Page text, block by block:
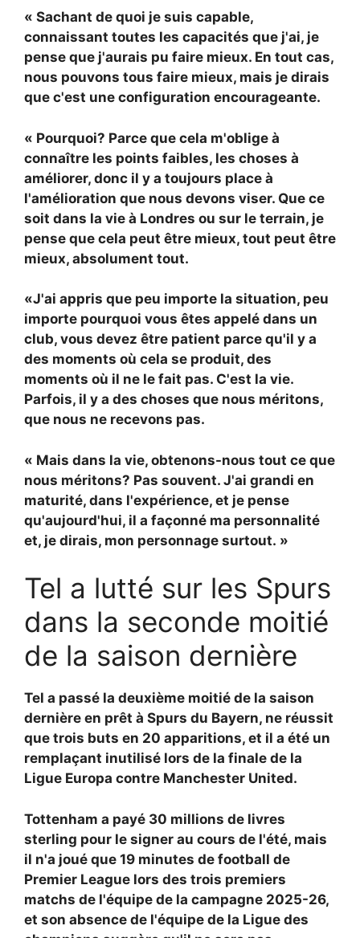
« Sachant de quoi je suis capable,
connaissant toutes les capacités que j'ai, je
pense que j'aurais pu faire mieux. En tout cas,
nous pouvons tous faire mieux, mais je dirais
que c'est une configuration encourageante.
« Pourquoi? Parce que cela m'oblige à
connaître les points faibles, les choses à
améliorer, donc il y a toujours place à
l'amélioration que nous devons viser. Que ce
soit dans la vie à Londres ou sur le terrain, je
pense que cela peut être mieux, tout peut être
mieux, absolument tout.
«J'ai appris que peu importe la situation, peu
importe pourquoi vous êtes appelé dans un
club, vous devez être patient parce qu'il y a
des moments où cela se produit, des
moments où il ne le fait pas. C'est la vie.
Parfois, il y a des choses que nous méritons,
que nous ne recevons pas.
« Mais dans la vie, obtenons-nous tout ce que
nous méritons? Pas souvent. J'ai grandi en
maturité, dans l'expérience, et je pense
qu'aujourd'hui, il a façonné ma personnalité
et, je dirais, mon personnage surtout. »
Tel a lutté sur les Spurs
dans la seconde moitié
de la saison dernière
Tel a passé la deuxième moitié de la saison
dernière en prêt à Spurs du Bayern, ne réussit
que trois buts en 20 apparitions, et il a été un
remplaçant inutilisé lors de la finale de la
Ligue Europa contre Manchester United.
Tottenham a payé 30 millions de livres
sterling pour le signer au cours de l'été, mais
il n'a joué que 19 minutes de football de
Premier League lors des trois premiers
matchs de l'équipe de la campagne 2025-26,
et son absence de l'équipe de la Ligue des